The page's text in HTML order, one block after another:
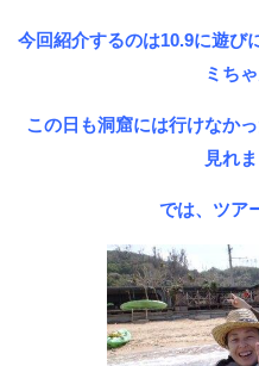
今回紹介するのは10.9に遊び
ミち
この日も洞窟には行けなか
見れ
では、ツア